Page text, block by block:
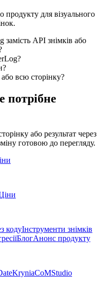
продукту для візуального
API знімків або
всю сторінку?
потрібне
або результат через
готовою до перегляду.
кодуІнструменти знімків
БлогАнонс продукту
KryniaCoMStudio